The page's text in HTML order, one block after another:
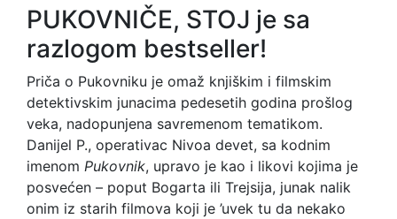
PUKOVNIČE, STOJ je sa
razlogom bestseller!
Priča o Pukovniku je omaž knjiškim i filmskim
detektivskim junacima pedesetih godina prošlog
veka, nadopunjena savremenom tematikom.
Danijel P., operativac Nivoa devet, sa kodnim
imenom Pukovnik, upravo je kao i likovi kojima je
posvećen – poput Bogarta ili Trejsija, junak nalik
onim iz starih filmova koji je ’uvek tu da nekako